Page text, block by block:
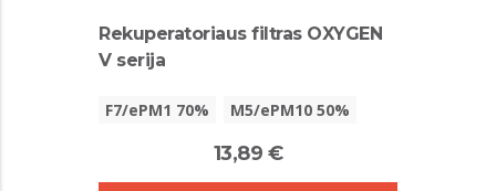
Rekuperatoriaus filtras OXYGEN
V serija
F7/ePM1 70% M5/ePM10 50%
13,89 €